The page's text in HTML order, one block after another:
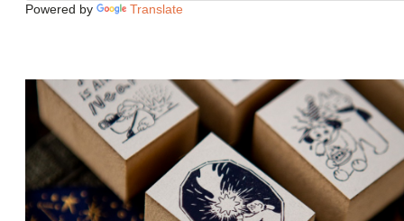
Powered by Translate